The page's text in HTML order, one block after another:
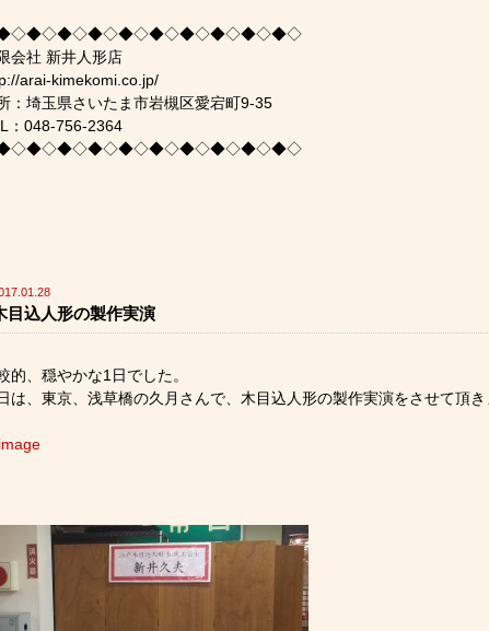
会社 新井人形店
arai-kimekomi.co.jp/
：埼玉県さいたま市岩槻区愛宕町9-35
：048-756-2364
目込人形の製作実演
的、穏やかな1日でした。
は、東京、浅草橋の久月さんで、木目込人形の製作実演をさせて頂